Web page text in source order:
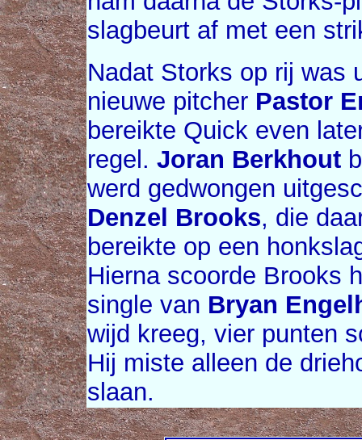
slagbeurt af met een
Nadat Storks op rij was
nieuwe pitcher Pastor
bereikte Quick even
regel. Joran Berkhout
werd gedwongen
Denzel Brooks, die
bereikte op een
Hierna scoorde Brooks
single van Bryan
wijd kreeg, vier punten
Hij miste alleen de
slaan.